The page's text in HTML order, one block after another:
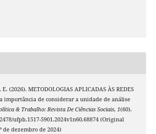
(2026). METODOLOGIAS APLICADAS ÀS REDES
a importância de considerar a unidade de análise
& Trabalho: Revista De Ciências Sociais, 1(60).
ufpb.1517-5901.2024v1n60.68874 (Original
de dezembro de 2024)